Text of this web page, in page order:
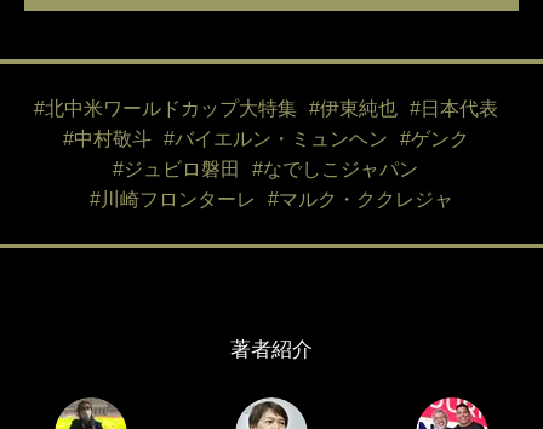
#北中米ワールドカップ大特集 #伊東純也
#日本代表
#中村敬斗
#バイエルン・ミュンヘン
#ゲンク
#ジュビロ磐田
#なでしこジャパン
#川崎フロンターレ
#マルク・ククレジャ
著者紹介